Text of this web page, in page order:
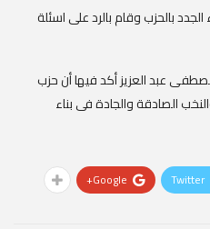
بالحزب وقام بالرد على اسئلة
عبد العزيز أكد فيها أن حزب
الصادقة والجادة فى بناء
Twitter
Google+